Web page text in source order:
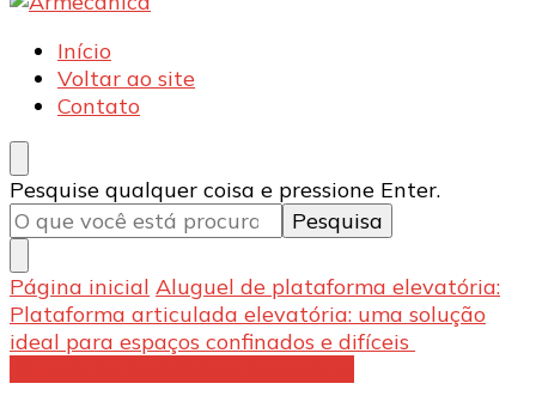
Armecânica
Blog
Início
Voltar ao site
Contato
Procurando
algo?
Pesquise qualquer coisa e pressione Enter.
Página inicial Aluguel de plataforma elevatória:
Plataforma articulada elevatória: uma solução
ideal para espaços confinados e difíceis